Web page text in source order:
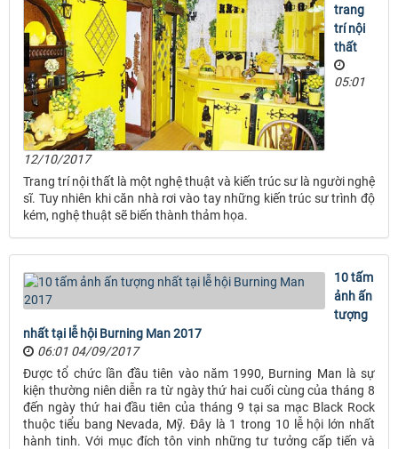
trang
trí nội
thất
05:01
12/10/2017
Trang trí nội thất là một nghệ thuật và kiến trúc sư là người nghệ
sĩ. Tuy nhiên khi căn nhà rơi vào tay những kiến trúc sư trình độ
kém, nghệ thuật sẽ biến thành thảm họa.
10 tấm
ảnh ấn
tượng
nhất tại lễ hội Burning Man 2017
06:01 04/09/2017
Được tổ chức lần đầu tiên vào năm 1990, Burning Man là sự
kiện thường niên diễn ra từ ngày thứ hai cuối cùng của tháng 8
đến ngày thứ hai đầu tiên của tháng 9 tại sa mạc Black Rock
thuộc tiểu bang Nevada, Mỹ. Đây là 1 trong 10 lễ hội lớn nhất
hành tinh. Với mục đích tôn vinh những tư tưởng cấp tiến và